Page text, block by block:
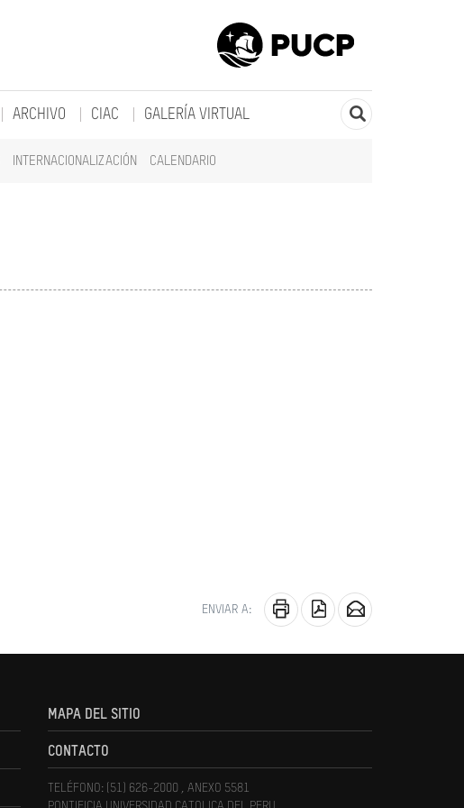
INTERNACIONALIZACIÓN CALENDARIO
ARCHIVO CIAC GALERÍA VIRTUAL
ENVIAR A:
MAPA DEL SITIO
CONTACTO
TELÉFONO: (51) 626-2000 , ANEXO 5581